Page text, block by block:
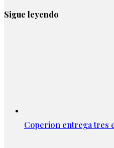
Sigue leyendo
Coperion entrega tres